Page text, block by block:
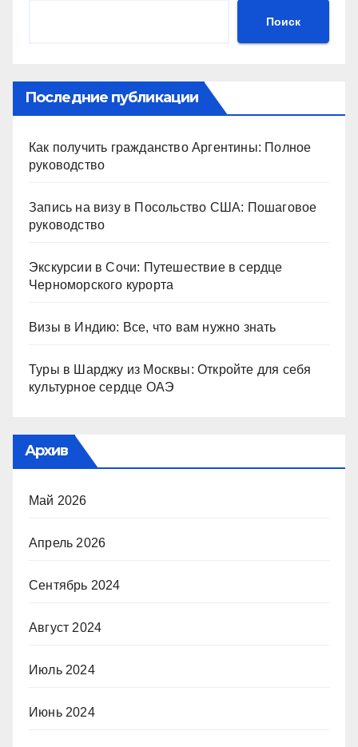
Поиск
Последние публикации
Как получить гражданство Аргентины: Полное
руководство
Запись на визу в Посольство США: Пошаговое
руководство
Экскурсии в Сочи: Путешествие в сердце
Черноморского курорта
Визы в Индию: Все, что вам нужно знать
Туры в Шарджу из Москвы: Откройте для себя
культурное сердце ОАЭ
Архив
Май 2026
Апрель 2026
Сентябрь 2024
Август 2024
Июль 2024
Июнь 2024